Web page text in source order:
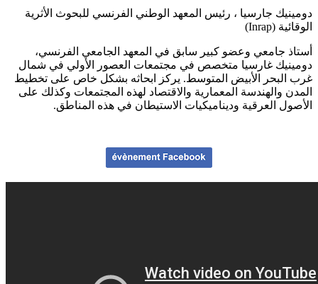
دومينيك جارسيا ، رئيس المعهد الوطني الفرنسي للبحوث الأثرية
الوقائية (Inrap)
أستاذ جامعي وعضو كبير سابق في المعهد الجامعي الفرنسي،
دومينيك غارسيا متخصص في مجتمعات العصور الأولي في شمال
غرب البحر الأبيض المتوسط. يركز ابحاثه بشكل خاص على تخطيط
المدن والهندسة المعمارية والاقتصاد لهذه المجتمعات وكذلك على
الأصول العرقية وديناميكيات الاستيطان في هذه المناطق.